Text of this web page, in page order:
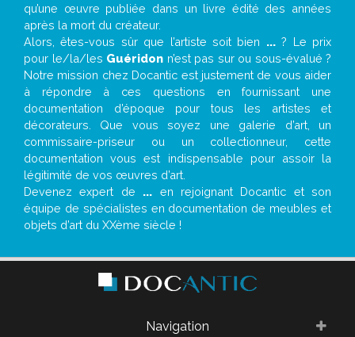
qu’une œuvre publiée dans un livre édité des années
après la mort du créateur.
Alors, êtes-vous sûr que l’artiste soit bien ...? Le prix
pour le/la/les Guéridon n’est pas sur ou sous-évalué ?
Notre mission chez Docantic est justement de vous aider
à répondre à ces questions en fournissant une
documentation d’époque pour tous les artistes et
décorateurs. Que vous soyez une galerie d’art, un
commissaire-priseur ou un collectionneur, cette
documentation vous est indispensable pour assoir la
légitimité de vos œuvres d’art.
Devenez expert de ... en rejoignant Docantic et son
équipe de spécialistes en documentation de meubles et
objets d’art du XXème siècle !
Navigation